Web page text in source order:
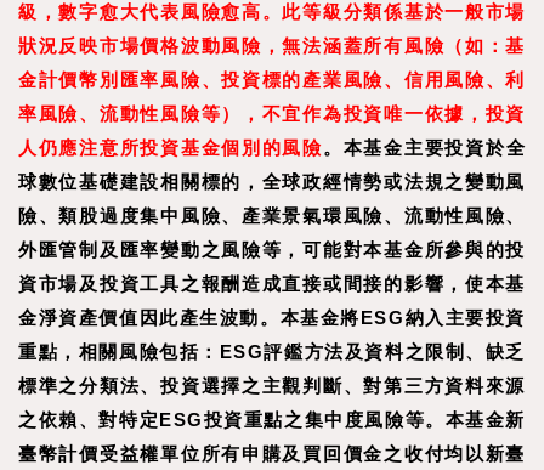
級，數字愈大代表風險愈高。此等級分類係基於一般市場
狀況反映市場價格波動風險，無法涵蓋所有風險（如：基
金計價幣別匯率風險、投資標的產業風險、信用風險、利
率風險、流動性風險等），不宜作為投資唯一依據，投資
人仍應注意所投資基金個別的風險。本基金主要投資於全
球數位基礎建設相關標的，全球政經情勢或法規之變動風
險、類股過度集中風險、產業景氣環風險、流動性風險、
外匯管制及匯率變動之風險等，可能對本基金所參與的投
資市場及投資工具之報酬造成直接或間接的影響，使本基
金淨資產價值因此產生波動。本基金將ESG納入主要投資
重點，相關風險包括：ESG評鑑方法及資料之限制、缺乏
標準之分類法、投資選擇之主觀判斷、對第三方資料來源
之依賴、對特定ESG投資重點之集中度風險等。本基金新
臺幣計價受益權單位所有申購及買回價金之收付均以新臺